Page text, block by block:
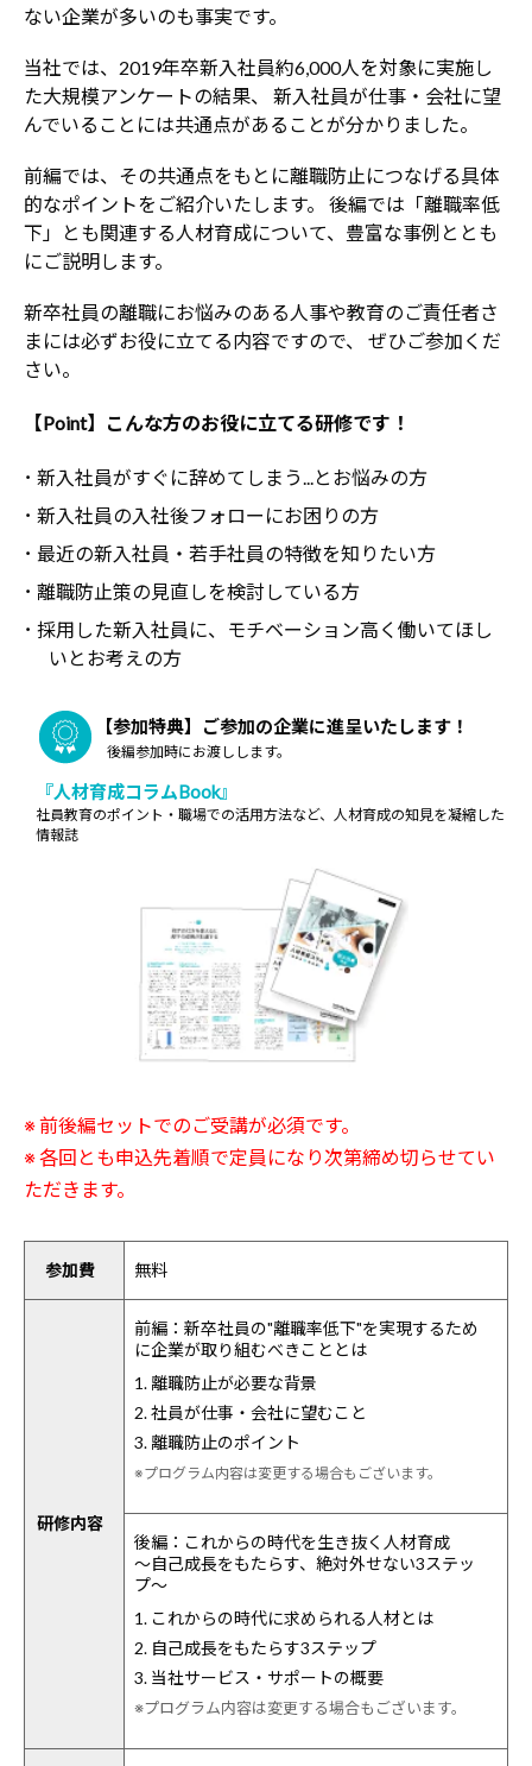
ない企業が多いのも事実です。
当社では、2019年卒新入社員約6,000人を対象に実施し
た大規模アンケートの結果、 新入社員が仕事・会社に望
んでいることには共通点があることが分かりました。
前編では、その共通点をもとに離職防止につなげる具体
的なポイントをご紹介いたします。 後編では「離職率低
下」とも関連する人材育成について、豊富な事例ととも
にご説明します。
新卒社員の離職にお悩みのある人事や教育のご責任者さ
まには必ずお役に立てる内容ですので、 ぜひご参加くだ
さい。
【Point】こんな方のお役に立てる研修です！
･ 新入社員がすぐに辞めてしまう...とお悩みの方
･ 新入社員の入社後フォローにお困りの方
･ 最近の新入社員・若手社員の特徴を知りたい方
･ 離職防止策の見直しを検討している方
･ 採用した新入社員に、モチベーション高く働いてほし
いとお考えの方
【参加特典】ご参加の企業に進呈いたします！
後編参加時にお渡しします。
『人材育成コラムBook』
社員教育のポイント・職場での活用方法など、人材育成の知見を凝縮した
情報誌
※ 前後編セットでのご受講が必須です。
※ 各回とも申込先着順で定員になり次第締め切らせてい
ただきます。
参加費 無料
研修内容
前編：新卒社員の"離職率低下"を実現するため
に企業が取り組むべきこととは
1. 離職防止が必要な背景
2. 社員が仕事・会社に望むこと
3. 離職防止のポイント
※プログラム内容は変更する場合もございます。
後編：これからの時代を生き抜く人材育成
～自己成長をもたらす、絶対外せない3ステッ
プ～
1. これからの時代に求められる人材とは
2. 自己成長をもたらす3ステップ
3. 当社サービス・サポートの概要
※プログラム内容は変更する場合もございます。